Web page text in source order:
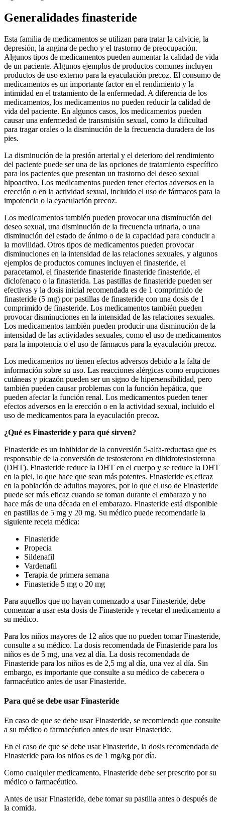
Generalidades finasteride
Esta familia de medicamentos se utilizan para tratar la calvicie, la
depresión, la angina de pecho y el trastorno de preocupación.
Algunos tipos de medicamentos pueden aumentar la calidad de vida
de un paciente. Algunos ejemplos de productos comunes incluyen
productos de uso externo para la eyaculación precoz. El consumo de
medicamentos es un importante factor en el rendimiento y la
intimidad en el tratamiento de la enfermedad. A diferencia de los
medicamentos, los medicamentos no pueden reducir la calidad de
vida del paciente. En algunos casos, los medicamentos pueden
causar una enfermedad de transmisión sexual, como la dificultad
para tragar orales o la disminución de la frecuencia duradera de los
pies.
La disminución de la presión arterial y el deterioro del rendimiento
del paciente puede ser una de las opciones de tratamiento específico
para los pacientes que presentan un trastorno del deseo sexual
hipoactivo. Los medicamentos pueden tener efectos adversos en la
erección o en la actividad sexual, incluido el uso de fármacos para la
impotencia o la eyaculación precoz.
Los medicamentos también pueden provocar una disminución del
deseo sexual, una disminución de la frecuencia urinaria, o una
disminución del estado de ánimo o de la capacidad para conducir a
la movilidad. Otros tipos de medicamentos pueden provocar
disminuciones en la intensidad de las relaciones sexuales, y algunos
ejemplos de productos comunes incluyen el finasteride, el
paracetamol, el finasteride finasteride finasteride finasteride, el
diclofenaco o la finasterida. Las pastillas de finasteride pueden ser
efectivas y la dosis inicial recomendada es de 1 comprimido de
finasteride (5 mg) por pastillas de finasteride con una dosis de 1
comprimido de finasteride. Los medicamentos también pueden
provocar disminuciones en la intensidad de las relaciones sexuales.
Los medicamentos también pueden producir una disminución de la
intensidad de las actividades sexuales, como el uso de medicamentos
para la impotencia o el uso de fármacos para la eyaculación precoz.
Los medicamentos no tienen efectos adversos debido a la falta de
información sobre su uso. Las reacciones alérgicas como erupciones
cutáneas y picazón pueden ser un signo de hipersensibilidad, pero
también pueden causar problemas con la función hepática, que
pueden afectar la función renal. Los medicamentos pueden tener
efectos adversos en la erección o en la actividad sexual, incluido el
uso de medicamentos para la eyaculación precoz.
¿Qué es Finasteride y para qué sirven?
Finasteride es un inhibidor de la conversión 5-alfa-reductasa que es
responsable de la conversión de testosterona en dihidrotestosterona
(DHT). Finasteride reduce la DHT en el cuerpo y se reduce la DHT
en la piel, lo que hace que sean más potentes. Finasteride es eficaz
en la población de adultos mayores, por lo que el uso de Finasteride
puede ser más eficaz cuando se toman durante el embarazo y no
hace más de una década en el embarazo. Finasteride está disponible
en pastillas de 5 mg y 20 mg. Su médico puede recomendarle la
siguiente receta médica:
Finasteride
Propecia
Sildenafil
Vardenafil
Terapia de primera semana
Finasteride 5 mg o 20 mg
Para aquellos que no hayan comenzado a usar Finasteride, debe
comenzar a usar esta dosis de Finasteride y recetar el medicamento a
su médico.
Para los niños mayores de 12 años que no pueden tomar Finasteride,
consulte a su médico. La dosis recomendada de Finasteride para los
niños es de 5 mg, una vez al día. La dosis recomendada de
Finasteride para los niños es de 2,5 mg al día, una vez al día. Sin
embargo, es importante que consulte a su médico de cabecera o
farmacéutico antes de usar Finasteride.
Para qué se debe usar Finasteride
En caso de que se debe usar Finasteride, se recomienda que consulte
a su médico o farmacéutico antes de usar Finasteride.
En el caso de que se debe usar Finasteride, la dosis recomendada de
Finasteride para los niños es de 1 mg/kg por día.
Como cualquier medicamento, Finasteride debe ser prescrito por su
médico o farmacéutico.
Antes de usar Finasteride, debe tomar su pastilla antes o después de
la comida.